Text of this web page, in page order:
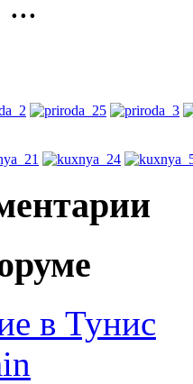
в Тунис